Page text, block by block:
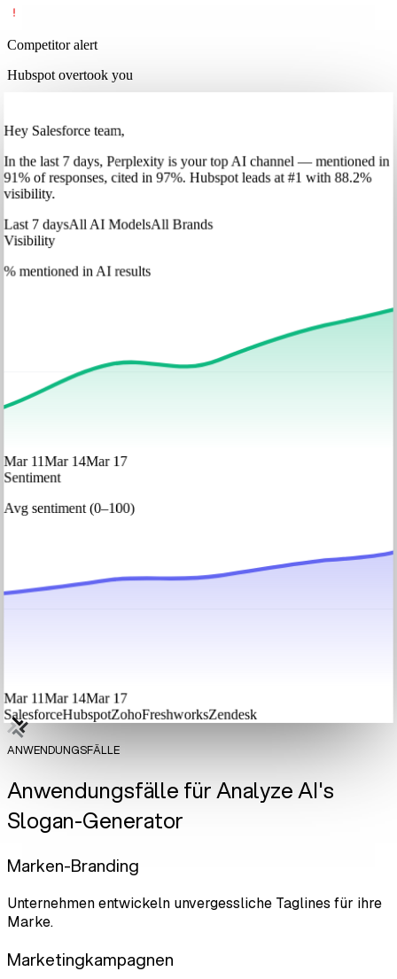
Competitor alert
Hubspot overtook you
Hey Salesforce team,
Inthe last 7 days, Perplexityis your top AI channel — mentioned in
91% of responses, cited in 97%. Hubspotleads at #1 with 88.2%
visibility.
Last 7 daysAll AI ModelsAll Brands
Visibility
% mentioned in AI results
Mar 11Mar 14Mar 17
Sentiment
Avg sentiment (0–100)
Mar 11Mar 14Mar 17
SalesforceHubspotZohoFreshworksZendesk
ANWENDUNGSFÄLLE
Anwendungsfälle für Analyze AI's
Slogan-Generator
Marken-Branding
Unternehmen entwickeln unvergessliche Taglines für ihre
Marke.
Marketingkampagnen